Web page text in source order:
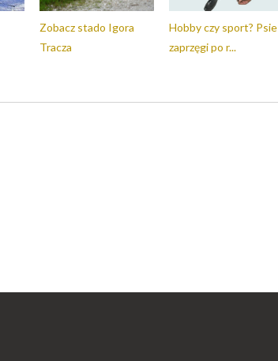
Zobacz stado Igora
Tracza
Hobby czy sport? Psie
zaprzęgi po r...